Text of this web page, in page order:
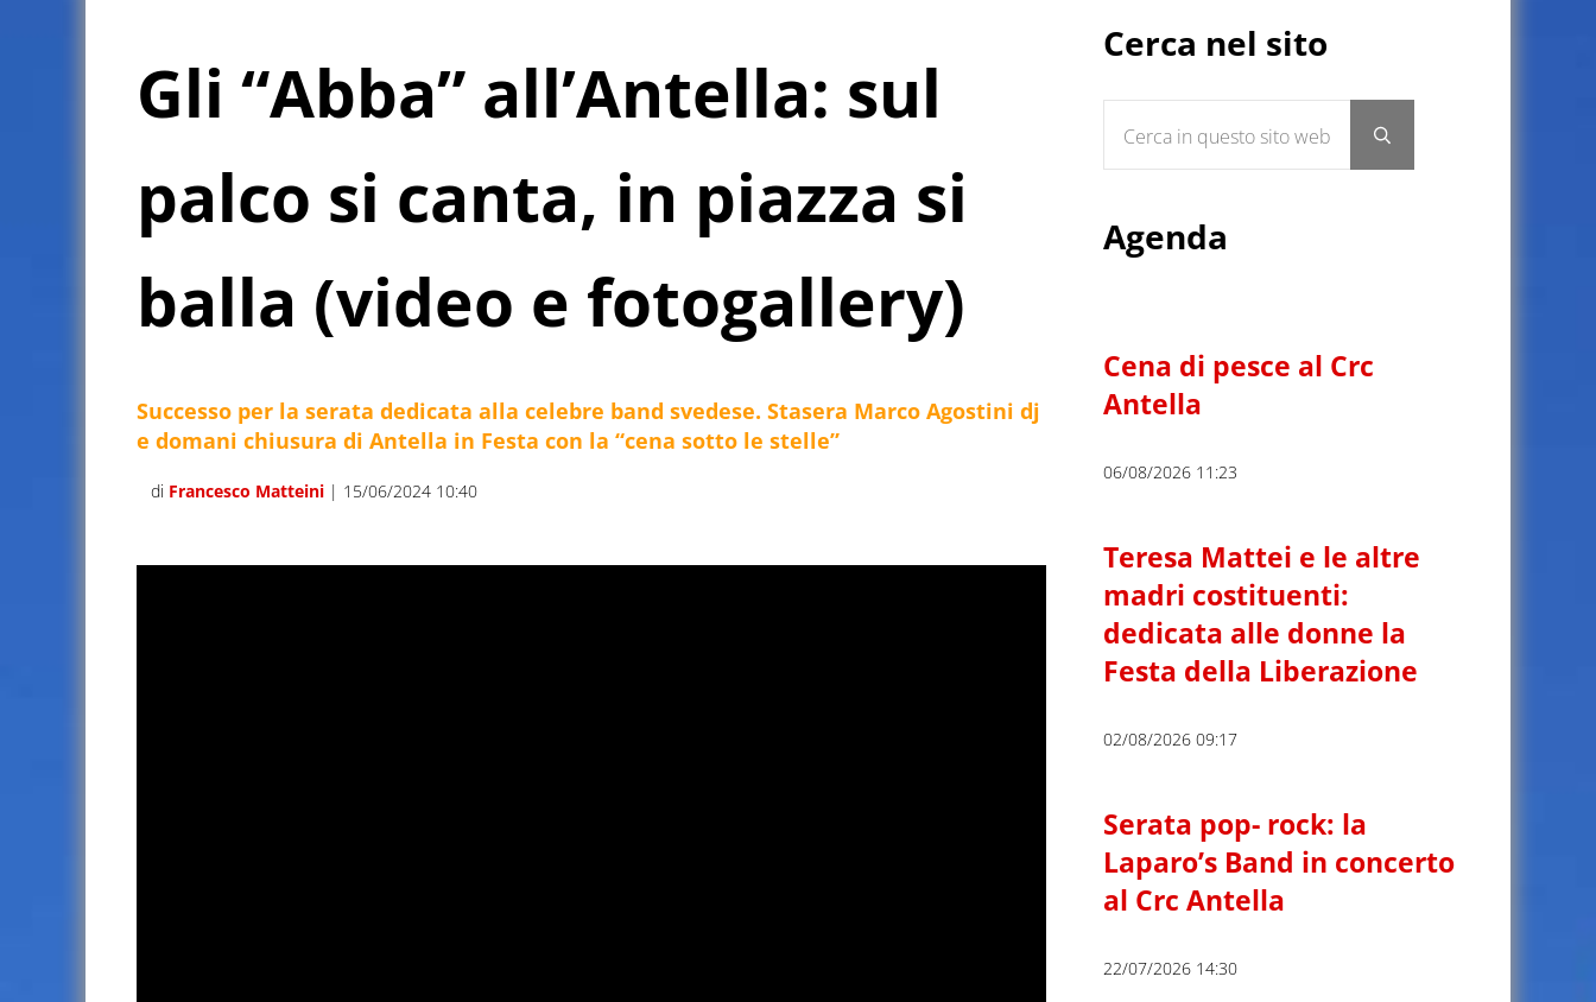
Gli “Abba” all’Antella: sul
palco si canta, in piazza si
balla (video e fotogallery)
Successo per la serata dedicata alla celebre band svedese. Stasera Marco Agostini dj
e domani chiusura di Antella in Festa con la “cena sotto le stelle”
di Francesco Matteini | 15/06/2024 10:40
Cerca nel sito
Submit search
Agenda
Cena di pesce al Crc
Antella
06/08/2026 11:23
Teresa Mattei e le altre
madri costituenti:
dedicata alle donne la
Festa della Liberazione
02/08/2026 09:17
Serata pop- rock: la
Laparo’s Band in concerto
al Crc Antella
22/07/2026 14:30